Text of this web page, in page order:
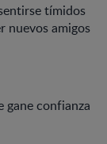
tímidos
nuevos amigos
gane confianza